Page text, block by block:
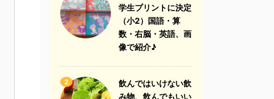
学生プリントに決定
（小2）国語・算
数・右脳・英語、画
像で紹介♪
2
飲んではいけない飲
み物、飲んでもいい